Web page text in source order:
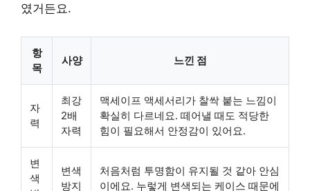
였거든요.
항
목
사양 느낀 점
자
력
최강
2배
자력
맥세이프 액세서리가 찰싹 붙는 느낌이
확실히 다르네요. 떼어낼 때도 적당한
힘이 필요해서 안정감이 있어요.
변
색
변색
방지
처음처럼 투명함이 유지될 것 같아 안심
이에요. 누렇게 변색되는 케이스 때문에